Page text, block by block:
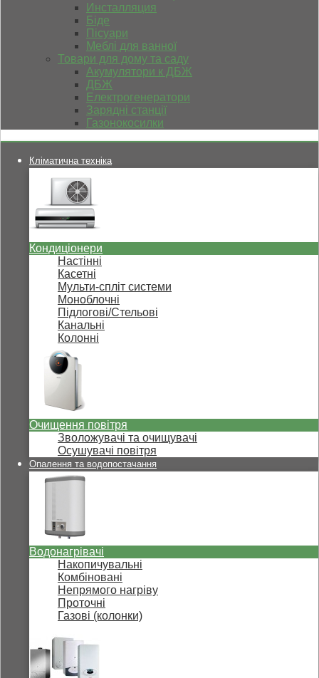
Инсталляция
Біде
Пісуари
Меблі для ванної
Товари для дому та саду
Акумулятори к ДБЖ
ДБЖ
Електрогенератори
Зарядні станції
Газонокосилки
Кліматична техніка
Кондиціонери
Настінні
Касетні
Мульти-спліт системи
Моноблочні
Підлогові/Стельові
Канальні
Колонні
Очищення повітря
Зволожувачі та очищувачі
Осушувачі повітря
Опалення та водопостачання
Водонагрівачі
Накопичувальні
Комбіновані
Непрямого нагріву
Проточні
Газові (колонки)